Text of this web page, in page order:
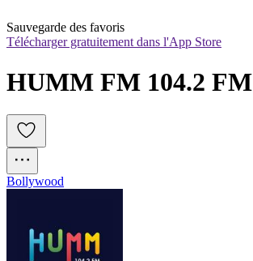
Sauvegarde des favoris
Télécharger gratuitement dans l'App Store
HUMM FM 104.2 FM
Bollywood